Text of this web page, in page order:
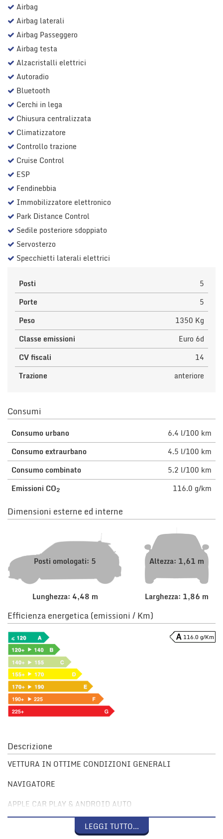
Airbag
Airbag laterali
Airbag Passeggero
Airbag testa
Alzacristalli elettrici
Autoradio
Bluetooth
Cerchi in lega
Chiusura centralizzata
Climatizzatore
Controllo trazione
Cruise Control
ESP
Fendinebbia
Immobilizzatore elettronico
Park Distance Control
Sedile posteriore sdoppiato
Servosterzo
Specchietti laterali elettrici
Posti
5
Porte
5
Peso
1350 Kg
Classe emissioni
Euro 6d
CV fiscali
14
Trazione
anteriore
Consumi
Consumo urbano
6.4 l/100 km
Consumo extraurbano
4.5 l/100 km
Consumo combinato
5.2 l/100 km
Emissioni CO2 116.0 g/km
Dimensioni esterne ed interne
Posti omologati: 5
Lunghezza: 4,48 m
Altezza: 1,61 m
Larghezza: 1,86 m
Efficienza energetica (emissioni / Km)
116.0 g/Km
Descrizione
VETTURA IN OTTIME CONDIZIONI GENERALI
NAVIGATORE
APPLE CAR PLAY & ANDROID AUTO
LEGGI TUTTO...